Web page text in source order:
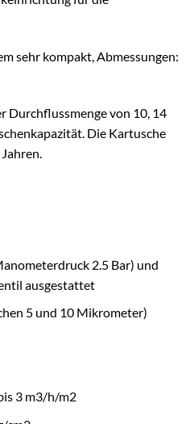
sehr kompakt, Abmessungen:
Durchflussmenge von 10, 14
Die Kartusche
2.5 Bar) und
ausgestattet
5 und 10 Mikrometer)
3 m3/h/m2